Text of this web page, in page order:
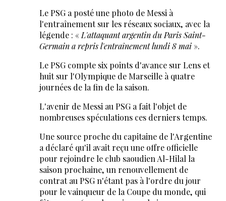
Le PSG a posté une photo de Messi à
l'entraînement sur les réseaux sociaux, avec la
légende : « L'attaquant argentin du Paris Saint-
Germain a repris l'entraînement lundi 8 mai».
Le PSG compte six points d'avance sur Lens et
huit sur l'Olympique de Marseille à quatre
journées de la fin de la saison.
L'avenir de Messi au PSG a fait l'objet de
nombreuses spéculations ces derniers temps.
Une source proche du capitaine de l'Argentine
a déclaré qu'il avait reçu une offre officielle
pour rejoindre le club saoudien Al-Hilal la
saison prochaine, un renouvellement de
contrat au PSG n'étant pas à l'ordre du jour
pour le vainqueur de la Coupe du monde, qui